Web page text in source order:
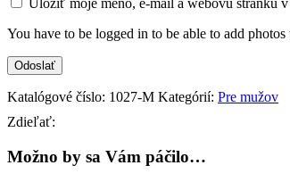
Uložiť moje meno, e-mail a webovú stránku
You have to be logged in to be able to add
Katalógové číslo: 1027-M Kategórií: Pre mužov
Zdieľať:
Možno by sa Vám páčilo…